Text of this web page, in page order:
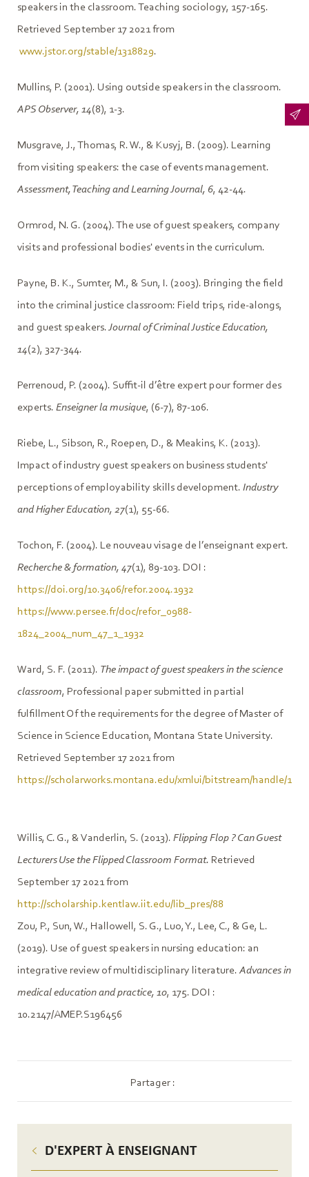
D'EXPERT À ENSEIGNANT
speakers in the classroom. Teaching sociology, 157-165.
Retrieved September 17 2021 from
www.jstor.org/stable/1318829.
Mullins, P. (2001). Using outside speakers in the classroom.
APS Observer, 14(8), 1-3.
Musgrave, J., Thomas, R. W., & Kusyj, B. (2009). Learning
from visiting speakers: the case of events management.
Assessment, Teaching and Learning Journal, 6, 42-44.
Ormrod, N. G. (2004). The use of guest speakers, company
visits and professional bodies' events in the curriculum.
Payne, B. K., Sumter, M., & Sun, I. (2003). Bringing the field
into the criminal justice classroom: Field trips, ride-alongs,
and guest speakers.Journal of Criminal Justice Education,
14(2), 327-344.
Perrenoud, P. (2004). Suffit-il d’être expert pour former des
experts. Enseigner la musique, (6-7), 87-106.
Riebe, L., Sibson, R., Roepen, D., & Meakins, K. (2013).
Impact of industry guest speakers on business students'
perceptions of employability skills development. Industry
and Higher Education, 27(1), 55-66.
Tochon, F. (2004). Le nouveau visage de l’enseignant expert.
Recherche & formation, 47(1), 89-103. DOI :
https://doi.org/10.3406/refor.2004.1932
https://www.persee.fr/doc/refor_0988-
1824_2004_num_47_1_1932
Ward, S. F. (2011). The impact of guest speakers in the science
classroom, Professional paper submitted in partial
fulfillment Of the requirements for the degree of Master of
Science in Science Education, Montana State University.
Retrieved September 17 2021 from
https://scholarworks.montana.edu/xmlui/bitstream/handle/1/
Willis, C. G., & Vanderlin, S. (2013). Flipping Flop ? Can Guest
Lecturers Use the Flipped Classroom Format. Retrieved
September 17 2021 from
http://scholarship.kentlaw.iit.edu/lib_pres/88
Zou, P., Sun, W., Hallowell, S. G., Luo, Y., Lee, C., & Ge, L.
(2019). Use of guest speakers in nursing education: an
integrative review of multidisciplinary literature. Advances in
medical education and practice, 10, 175. DOI :
10.2147/AMEP.S196456
Partager :